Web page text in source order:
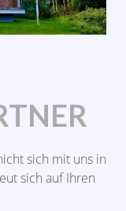
sich mit uns in
sich auf Ihren